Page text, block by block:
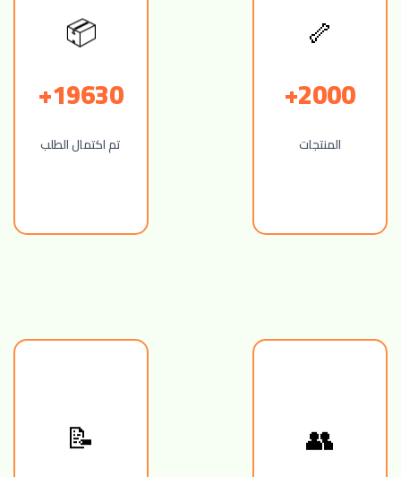
🦴
2000+
المنتجات
📦
19630+
تم اكتمال الطلب
👥
📝